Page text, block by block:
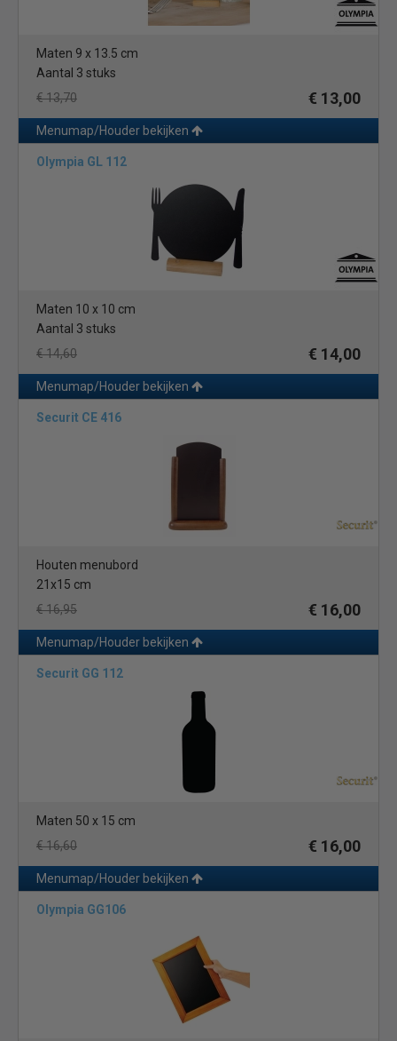
Maten 9 x 13.5 cm
Aantal 3 stuks
€ 13,70
€ 13,00
Menumap/Houder bekijken
Olympia GL 112
Maten 10 x 10 cm
Aantal 3 stuks
€ 14,60
€ 14,00
Menumap/Houder bekijken
Securit CE 416
Houten menubord
21x15 cm
€ 16,95
€ 16,00
Menumap/Houder bekijken
Securit GG 112
Maten 50 x 15 cm
€ 16,60
€ 16,00
Menumap/Houder bekijken
Olympia GG106